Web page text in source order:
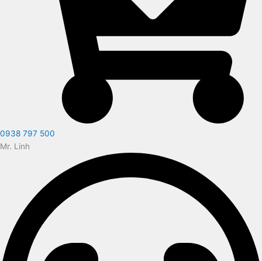
0938 797 500
Mr. Linh